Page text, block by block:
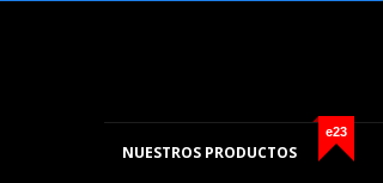
e23
NUESTROS PRODUCTOS